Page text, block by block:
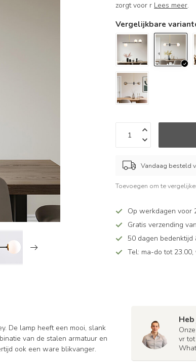
zorgt voor r Lees meer.
Vergelijkbare
Vandaag besteld
Toevoegen om te
Op werkdagen voor
Gratis verzending
50 dagen bedenktijd
Tel: ma-do tot
De lamp heeft een mooi, slank
van de stalen armatuur en
ook een ware blikvanger.
vr